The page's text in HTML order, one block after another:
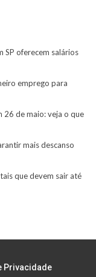
SP oferecem salários
emprego para
26 de maio: veja o que
mais descanso
que devem sair até
Privacidade